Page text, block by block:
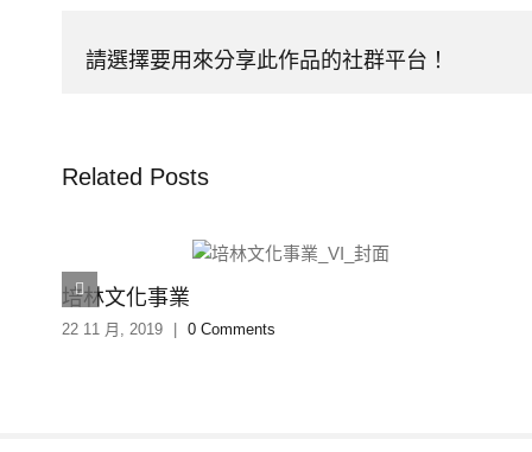
請選擇要用來分享此作品的社群平台！
Related Posts
培林文化事業
22 11 月, 2019 | 0 Comments